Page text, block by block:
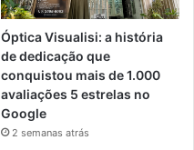
Óptica Visualisi: a história
de dedicação que
conquistou mais de 1.000
avaliações 5 estrelas no
Google
2 semanas atrás